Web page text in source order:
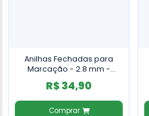
Anilhas Fechadas para
Marcação - 2.8 mm -
Azulão - Canário da Terra -
10 un. - Dourado
R$ 34,90
Comprar